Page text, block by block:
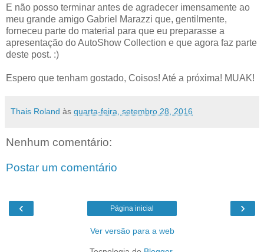
E não posso terminar antes de agradecer imensamente ao
meu grande amigo Gabriel Marazzi que, gentilmente,
forneceu parte do material para que eu preparasse a
apresentação do AutoShow Collection e que agora faz parte
deste post. :)
Espero que tenham gostado, Coisos! Até a próxima! MUAK!
Thais Roland às quarta-feira, setembro 28, 2016
Nenhum comentário:
Postar um comentário
‹ ›
Página inicial
Ver versão para a web